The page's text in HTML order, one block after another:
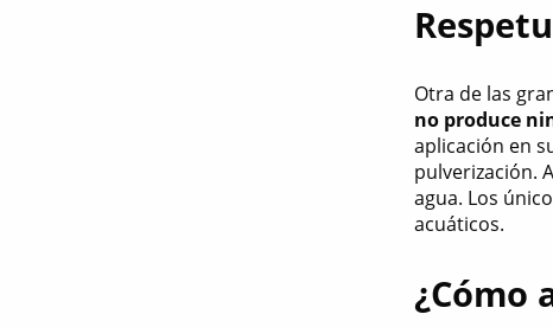
Otra de las
no produce
aplicación en
pulverización.
agua. Los
acuáticos.
¿Cómo